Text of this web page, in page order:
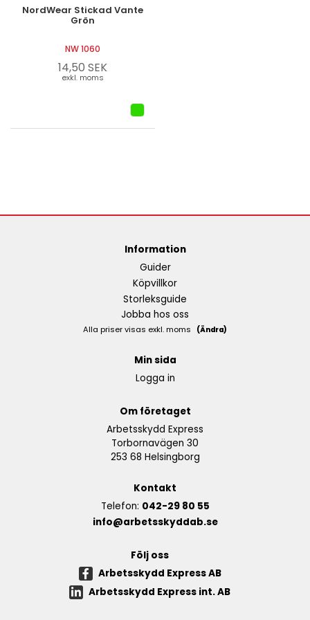
NordWear Stickad Vante
Grön
NW 1060
14,50 SEK
exkl. moms
Information
Guider
Köpvillkor
Storleksguide
Jobba hos oss
Alla priser visas exkl. moms (Ändra)
Min sida
Logga in
Om företaget
Arbetsskydd Express
Torbornavägen 30
253 68 Helsingborg
Kontakt
Telefon: 042-29 80 55
info@arbetsskyddab.se
Följ oss
Arbetsskydd Express AB
Arbetsskydd Express int. AB